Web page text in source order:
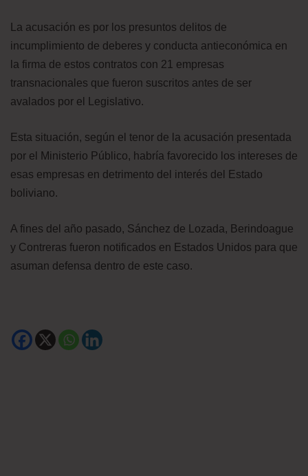
La acusación es por los presuntos delitos de
incumplimiento de deberes y conducta antieconómica en
la firma de estos contratos con 21 empresas
transnacionales que fueron suscritos antes de ser
avalados por el Legislativo.
Esta situación, según el tenor de la acusación presentada
por el Ministerio Público, habría favorecido los intereses de
esas empresas en detrimento del interés del Estado
boliviano.
A fines del año pasado, Sánchez de Lozada, Berindoague
y Contreras fueron notificados en Estados Unidos para que
asuman defensa dentro de este caso.